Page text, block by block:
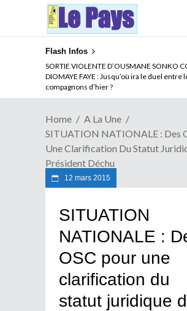
Flash Infos
SORTIE VIOLENTE D’OUSMANE SONKO
DIOMAYE FAYE : Jusqu’où ira le duel entre
compagnons d’hier ?
Home
A La Une
SITUATION NATIONALE : Des
Une Clarification Du Statut
Président Déchu
12 mars 2015
SITUATION
NATIONALE :
OSC pour une
clarification du
statut juridique